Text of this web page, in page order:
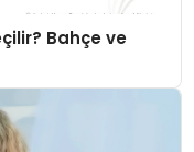
Bahçe ve